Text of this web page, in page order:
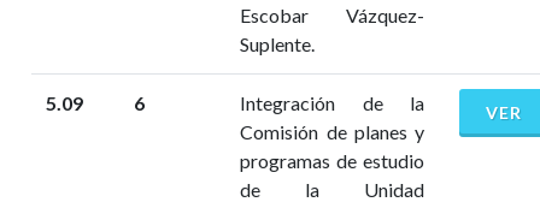
Escobar Vázquez-
Suplente.
5.09 6
Integración de la
Comisión de planes y
programas de estudio
de la Unidad
VER